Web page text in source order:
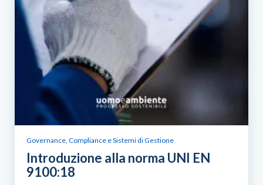
Governance, Compliance e Sistemi di Gestione
Introduzione alla norma UNI EN
9100:18